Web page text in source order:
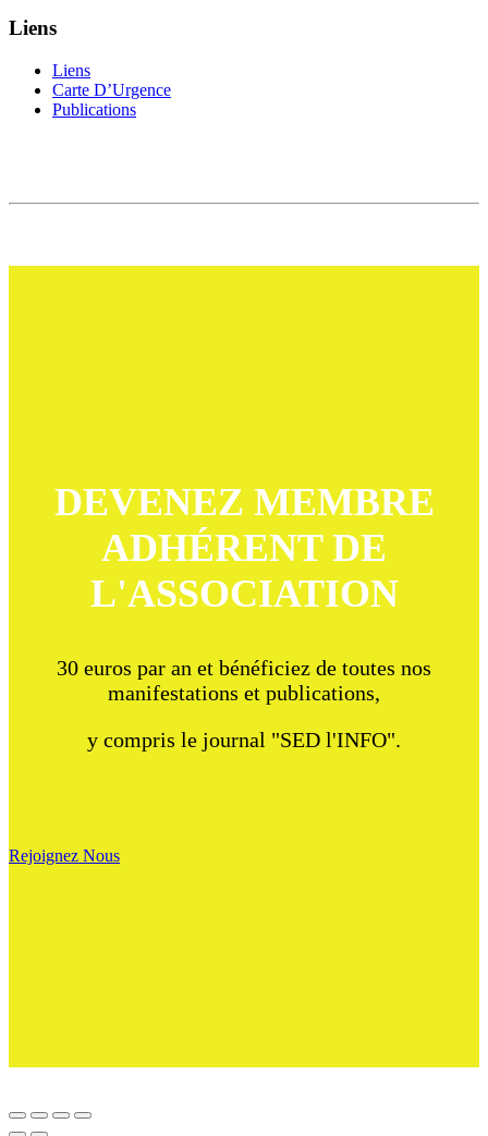
Liens
Liens
Carte D’Urgence
Publications
DEVENEZ MEMBRE
ADHÉRENT DE
L'ASSOCIATION
30 euros par an et bénéficiez de toutes nos
manifestations et publications,
y compris le journal "SED l'INFO".
Rejoignez Nous